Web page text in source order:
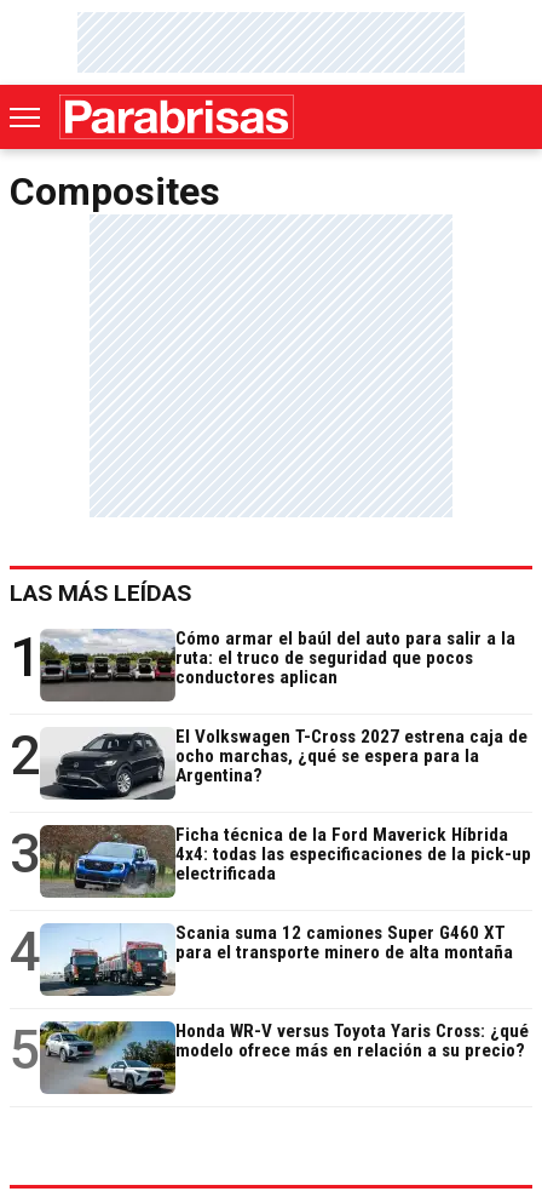
Composites
LAS MÁS LEÍDAS
1
Cómo armar el baúl del auto para salir a la
ruta: el truco de seguridad que pocos
conductores aplican
2
El Volkswagen T-Cross 2027 estrena caja de
ocho marchas, ¿qué se espera para la
Argentina?
3
Ficha técnica de la Ford Maverick Híbrida
4x4: todas las especificaciones de la pick-up
electrificada
4
Scania suma 12 camiones Super G460 XT
para el transporte minero de alta montaña
5
Honda WR-V versus Toyota Yaris Cross: ¿qué
modelo ofrece más en relación a su precio?